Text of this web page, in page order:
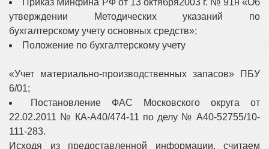
Приказ Минфина РФ от 13 октября2003 г. № 91н «Об
утверждении Методических указаний по
бухгалтерскому учету основных средств»;
Положение по бухгалтерскому учету
«Учет материально-производственных запасов» ПБУ
6/01;
Постановление ФАС Московского округа от
22.02.2011 № КА-А40/474-11 по делу № А40-52755/10-
111-283.
Исходя из предоставленной информации, считаем